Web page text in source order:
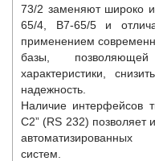
73/2 заменяют широко
65/4, В7-65/5 и
применением
базы, позволяющей
характеристики,
надежность.
Наличие интерфейсов
С2” (RS 232) позволяет
автоматизированных
систем.